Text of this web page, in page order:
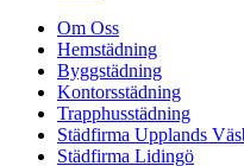
Om Oss
Hemstädning
Byggstädning
Kontorsstädning
Trapphusstädning
Städfirma Upplands
Städfirma Lidingö